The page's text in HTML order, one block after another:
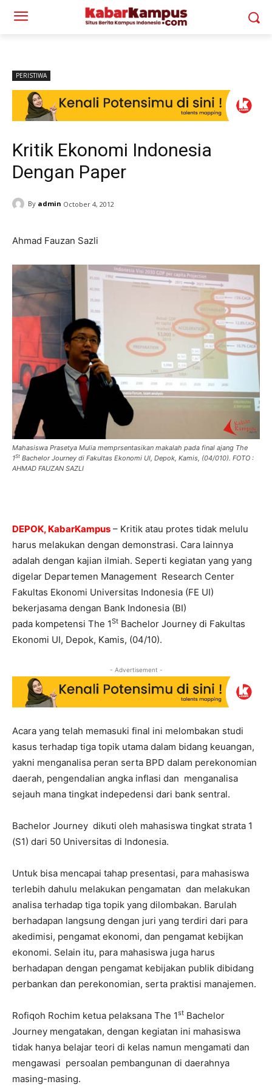
PERISTIWA
Kritik Ekonomi Indonesia
Dengan Paper
By admin October 4, 2012
Ahmad Fauzan Sazli
Mahasiswa Prasetya Mulia memprsentasikan makalah pada final ajang The
1St Bachelor Journey di Fakultas Ekonomi UI, Depok, Kamis, (04/010). FOTO :
AHMAD FAUZAN SAZLI
DEPOK, KabarKampus – Kritik atau protes tidak melulu
harus melakukan dengan demonstrasi. Cara lainnya
adalah dengan kajian ilmiah. Seperti kegiatan yang yang
digelar Departemen Management Research Center
Fakultas Ekonomi Universitas Indonesia (FE UI)
bekerjasama dengan Bank Indonesia (BI)
pada kompetensi The 1St Bachelor Journey di Fakultas
Ekonomi UI, Depok, Kamis, (04/10).
- Advertisement -
Acara yang telah memasuki final ini melombakan studi
kasus terhadap tiga topik utama dalam bidang keuangan,
yakni menganalisa peran serta BPD dalam perekonomian
daerah, pengendalian angka inflasi dan menganalisa
sejauh mana tingkat indepedensi dari bank sentral.
Bachelor Journey dikuti oleh mahasiswa tingkat strata 1
(S1) dari 50 Universitas di Indonesia.
Untuk bisa mencapai tahap presentasi, para mahasiswa
terlebih dahulu melakukan pengamatan dan melakukan
analisa terhadap tiga topik yang dilombakan. Barulah
berhadapan langsung dengan juri yang terdiri dari para
akedimisi, pengamat ekonomi, dan pengamat kebijkan
ekonomi. Selain itu, para mahasiswa juga harus
berhadapan dengan pengamat kebijakan publik dibidang
perbankan dan perekonomian, serta praktisi manajemen.
Rofiqoh Rochim ketua pelaksana The 1st Bachelor
Journey mengatakan, dengan kegiatan ini mahasiswa
tidak hanya belajar teori di kelas namun mengamati dan
mengawasi persoalan pembangunan di daerahnya
masing-masing.